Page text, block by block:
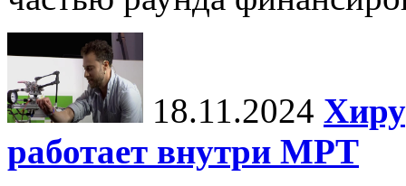
18.11.2024
работает внутри МРТ